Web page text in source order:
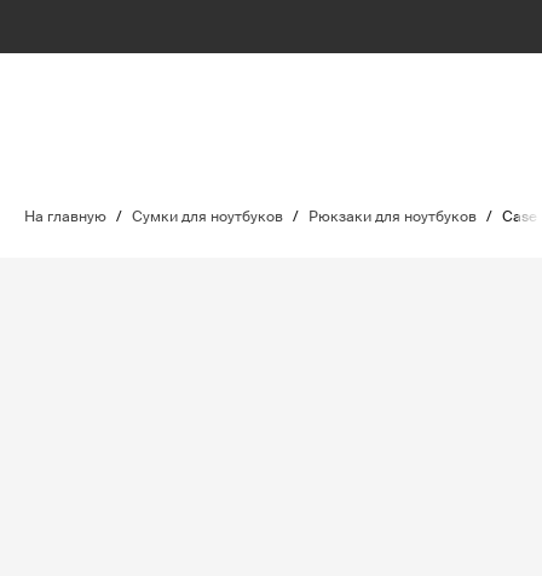
На главную / Сумки для ноутбуков / Рюкзаки для ноутбуков / Case